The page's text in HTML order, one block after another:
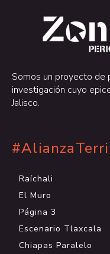
Somos un proyecto de
investigación cuyo
Jalisco.
Raíchali
El Muro
Página 3
Escenario Tlaxcala
Chiapas Paralelo